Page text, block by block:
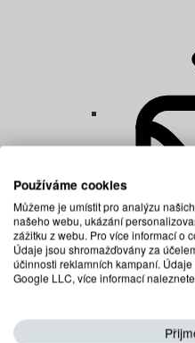
Matrace
Používáme cookies
Můžeme je umístit pro analýzu
našeho webu, ukázání
zážitku z webu. Pro více informací o
Údaje jsou shromažďovány za
účinnosti reklamních kampaní.
Google LLC, více informací naleznete